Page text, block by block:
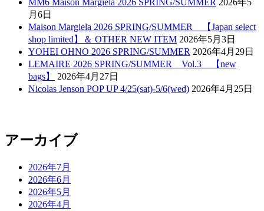
MM6 Maison Margiela 2026 SPRING/SUMMER 2026年5
月6日
Maison Margiela 2026 SPRING/SUMMER 【Japan select
shop limited】＆ OTHER NEW ITEM 2026年5月3日
YOHEI OHNO 2026 SPRING/SUMMER 2026年4月29日
LEMAIRE 2026 SPRING/SUMMER Vol.3 【new
bags】
2026年4月27日
Nicolas Jenson POP UP 4/25(sat)-5/6(wed) 2026年4月25日
アーカイブ
2026年7月
2026年6月
2026年5月
2026年4月